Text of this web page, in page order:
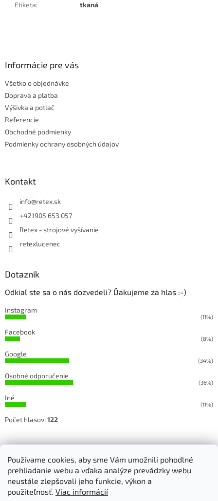
Používame cookies, aby sme Vám umožnili pohodlné
prehliadanie webu a vďaka analýze prevádzky webu
neustále zlepšovali jeho funkcie, výkon a
použiteľnosť. Viac informácií
Etiketa: tkaná
Informácie pre vás
Všetko o objednávke
Doprava a platba
Výšivka a potlač
Referencie
Obchodné podmienky
Podmienky ochrany osobných údajov
Kontakt
info@retex.sk
+421905 653 057
Retex - strojové vyšívanie
retexlucenec
Dotazník
Odkiaľ ste sa o nás dozvedeli? Ďakujeme za hlas :-)
Instagram
(11%)
Facebook
(8%)
Google
(34%)
Osobné odporučenie
(36%)
Iné
(11%)
Počet hlasov:122